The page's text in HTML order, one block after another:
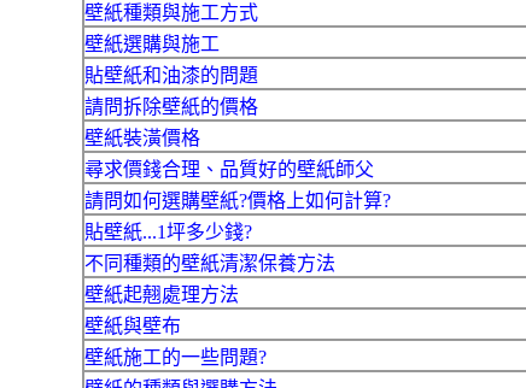
壁紙種類與施工方式
壁紙選購與施工
貼壁紙和油漆的問題
請問拆除壁紙的價格
壁紙裝潢價格
尋求價錢合理、品質好的壁紙師父
請問如何選購壁紙?價格上如何計算?
貼壁紙...1坪多少錢?
不同種類的壁紙清潔保養方法
壁紙起翹處理方法
壁紙與壁布
壁紙施工的一些問題?